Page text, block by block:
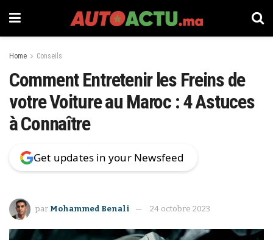
Home Conseils
Comment Entretenir les Freins de
votre Voiture au Maroc : 4 Astuces
à Connaître
Get updates in your Newsfeed
par Mohammed Benali 24 octobre 2023